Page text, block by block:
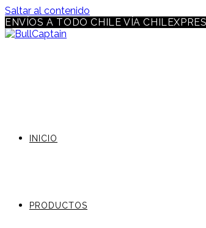
Saltar al contenido
ENVÍOS A TODO CHILE VÍA
INICIO
PRODUCTOS